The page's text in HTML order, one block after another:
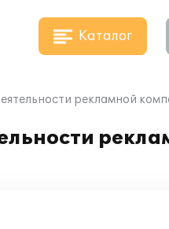
Каталог
рекламной